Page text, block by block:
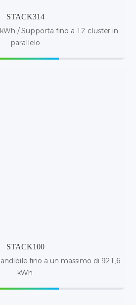
STACK314
/ Supporta fino a 12 cluster in
parallelo
STACK100
fino a un massimo di 921,6
kWh.